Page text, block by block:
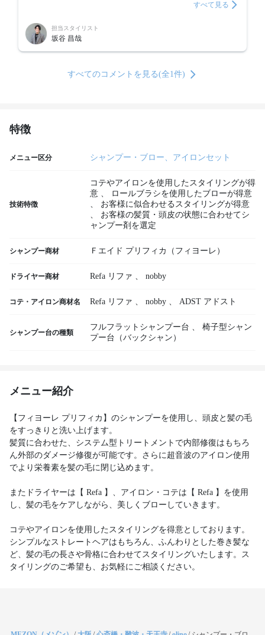
すべて見る
担当スタイリスト
坂谷 昌哉
すべてのコメントを見る(全1件)
特徴
メニュー区分 シャンプー・ブロー、アイロンセット
技術特徴
コテやアイロンを使用したスタイリングが得
意 、
ロールブラシを使用したブローが得意
、
お客様に似合わせるスタイリングが得意
、
お客様の髪質・頭皮の状態に合わせてシ
ャンプー剤を選定
シャンプー商材 Ｆエイド プリフィカ（フィヨーレ）
ドライヤー商材 Refa リファ 、 nobby
コテ・アイロン商材名 Refa リファ 、 nobby 、 ADST アドスト
シャンプー台の種類
フルフラットシャンプー台 、
椅子型シャン
プー台（バックシャン）
メニュー紹介
【フィヨーレ プリフィカ】のシャンプーを使用し、頭皮と髪の毛
をすっきりと洗い上げます。
髪質に合わせた、システム型トリートメントで内部修復はもちろ
ん外部のダメージ修復が可能です。さらに超音波のアイロン使用
でより栄養素を髪の毛に閉じ込めます。
またドライヤーは【 Refa 】、アイロン・コテは【 Refa 】を使用
し、髪の毛をケアしながら、美しくブローしていきます。
コテやアイロンを使用したスタイリングを得意としております。
シンプルなストレートヘアはもちろん、ふんわりとした巻き髪な
ど、髪の毛の長さや骨格に合わせてスタイリングいたします。ス